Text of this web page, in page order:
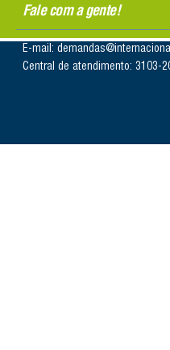
Fale com a gente!
E-mail:
Central de atendimento: 3103-